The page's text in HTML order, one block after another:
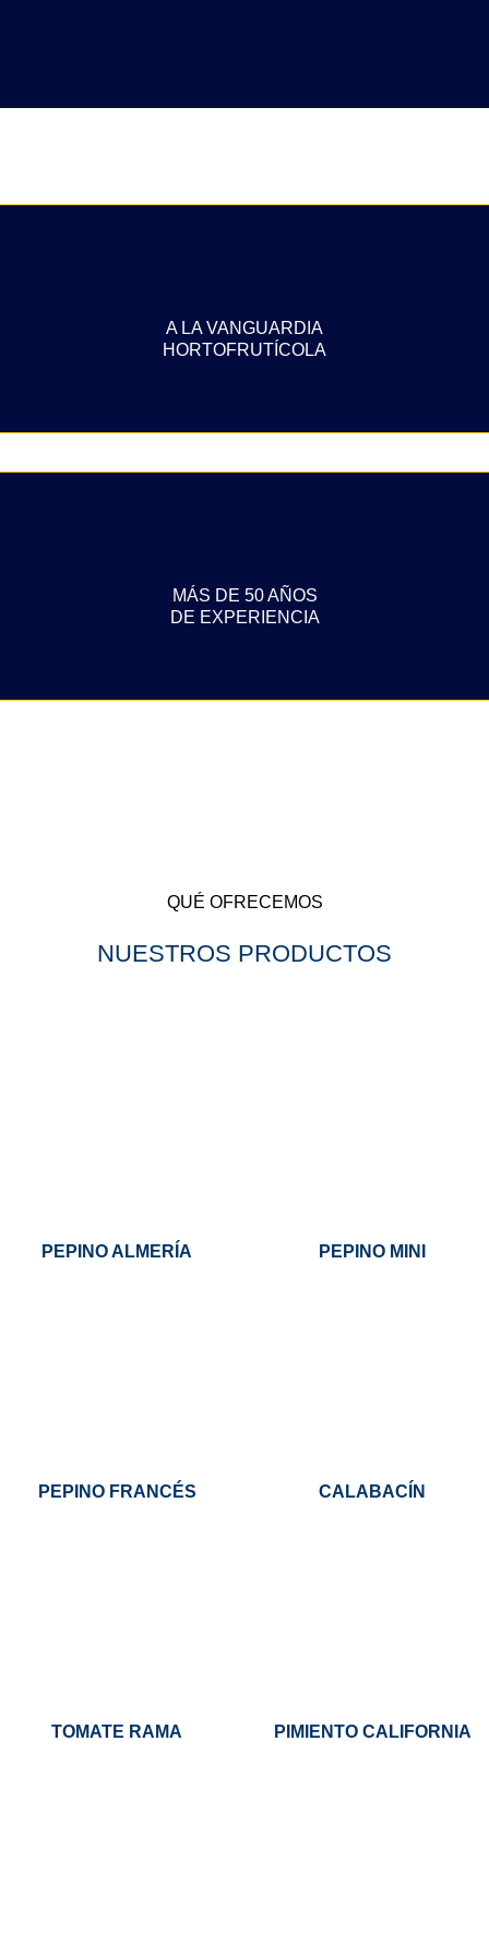
A LA VANGUARDIA
HORTOFRUTÍCOLA
MÁS DE 50 AÑOS
DE EXPERIENCIA
QUÉ OFRECEMOS
NUESTROS PRODUCTOS
PEPINO ALMERÍA
PEPINO FRANCÉS
TOMATE RAMA
PEPINO MINI
CALABACÍN
PIMIENTO CALIFORNIA